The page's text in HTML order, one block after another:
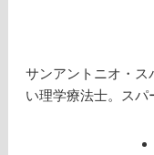
サンアントニオ・ス
い理学療法士。スパ